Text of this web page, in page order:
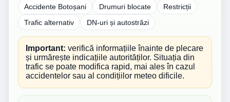
Accidente Botoșani Drumuri blocate
Restricții
Trafic alternativ
DN-uri și autostrăzi
Important: verifică informațiile înainte de plecare
și urmărește indicațiile autorităților. Situația din
trafic se poate modifica rapid, mai ales în cazul
accidentelor sau al condițiilor meteo dificile.